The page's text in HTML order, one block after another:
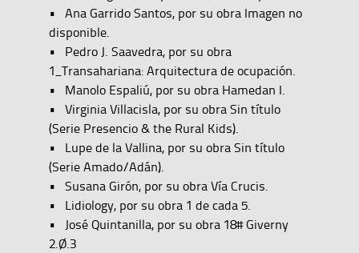
• Ana Garrido Santos, por su obra Imagen no
disponible.
• Pedro J. Saavedra, por su obra
1_Transahariana: Arquitectura de ocupación.
• Manolo Espaliú, por su obra Hamedan I.
• Virginia Villacisla, por su obra Sin título
(Serie Presencio & the Rural Kids).
• Lupe de la Vallina, por su obra Sin título
(Serie Amado/Adán).
• Susana Girón, por su obra Vía Crucis.
• Lidiology, por su obra 1 de cada 5.
• José Quintanilla, por su obra 18# Giverny
2.Ø.3